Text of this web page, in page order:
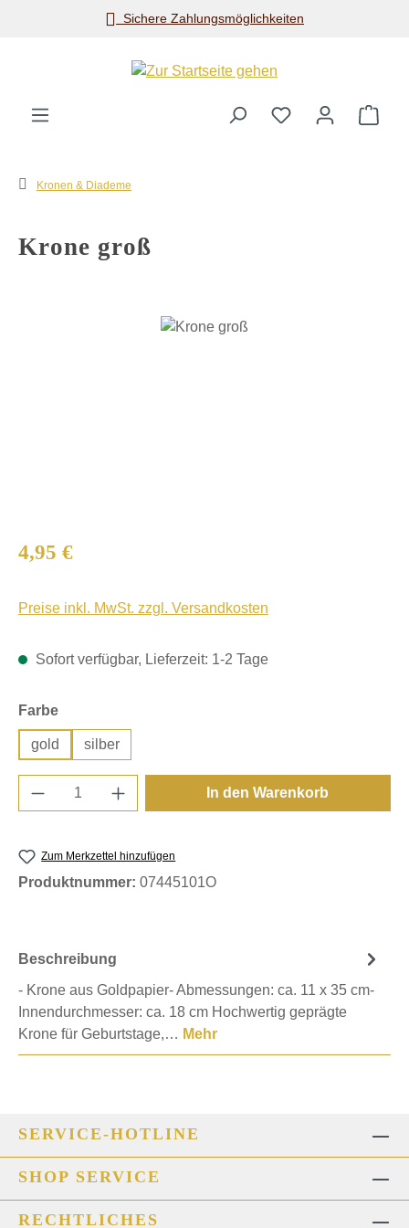
Zum Hauptinhalt springenSichere Zahlungsmöglichkeiten
Kronen & Diademe
Krone groß
Bildergalerie überspringen
Regulärer Preis:
4,95 €
Preise inkl. MwSt. zzgl. Versandkosten
Sofort verfügbar, Lieferzeit: 1-2 Tage
Farbeauswählen
gold silber
Produkt Anzahl: Gib den gewünschten
In den Warenkorb
Zum Merkzettel hinzufügen
Produktnummer: 07445101O
Beschreibung
- Krone aus Goldpapier- Abmessungen: ca. 11 x 35 cm-
Innendurchmesser: ca. 18 cm Hochwertig geprägte
Krone für Geburtstage,… Mehr
SERVICE-HOTLINE
SHOP SERVICE
RECHTLICHES